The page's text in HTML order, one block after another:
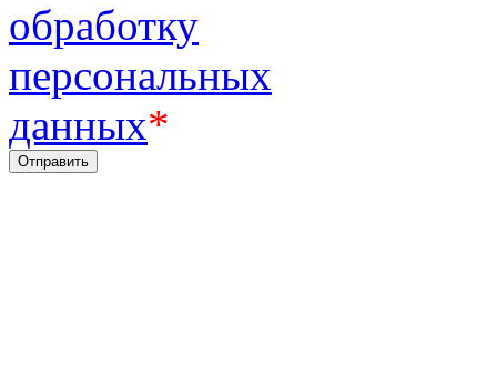
обработку
персональных
данных*